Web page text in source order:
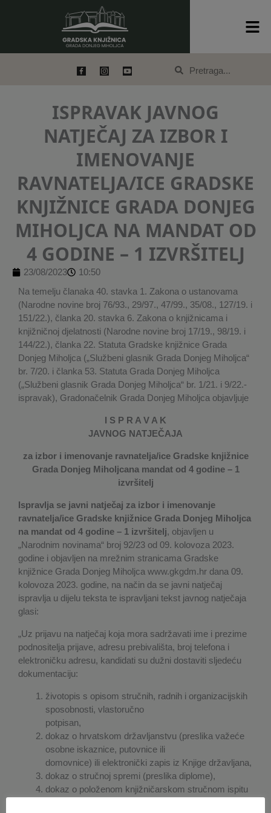
Search
ISPRAVAK JAVNOG
NATJEČAJ ZA IZBOR I
IMENOVANJE
RAVNATELJA/ICE GRADSKE
KNJIŽNICE GRADA DONJEG
MIHOLJCA NA MANDAT OD
4 GODINE – 1 IZVRŠITELJ
23/08/2023
10:50
Na temelju članaka 40. stavka 1. Zakona o ustanovama
(Narodne novine broj 76/93., 29/97., 47/99., 35/08., 127/19. i
151/22.), članka 20. stavka 6. Zakona o knjižnicama i
knjižničnoj djelatnosti (Narodne novine broj 17/19., 98/19. i
144/22.), članka 22. Statuta Gradske knjižnice Grada
Donjeg Miholjca („Službeni glasnik Grada Donjeg Miholjca“
br. 7/20. i članka 53. Statuta Grada Donjeg Miholjca
(„Službeni glasnik Grada Donjeg Miholjca“ br. 1/21. i 9/22.-
ispravak), Gradonačelnik Grada Donjeg Miholjca objavljuje
I S P R A V A K
JAVNOG NATJEČAJA
za izbor i imenovanje ravnatelja/ice Gradske knjižnice
Grada Donjeg Miholjcana mandat od 4 godine – 1
izvršitelj
Ispravlja se javni natječaj za izbor i imenovanje
ravnatelja/ice Gradske knjižnice Grada Donjeg Miholjca
na mandat od 4 godine – 1 izvršitelj, objavljen u
„Narodnim novinama“ broj 92/23 od 09. kolovoza 2023.
godine i objavljen na mrežnim stranicama Gradske
knjižnice Grada Donjeg Miholjca www.gkgdm.hr dana 09.
kolovoza 2023. godine, na način da se javni natječaj
ispravlja u dijelu teksta te ispravljani tekst javnog natječaja
glasi:
„Uz prijavu na natječaj koja mora sadržavati ime i prezime
podnositelja prijave, adresu prebivališta, broj telefona i
elektroničku adresu, kandidati su dužni dostaviti sljedeću
dokumentaciju:
životopis s opisom stručnih, radnih i organizacijskih
sposobnosti, vlastoručno
potpisan,
dokaz o hrvatskom državljanstvu (preslika važeće
osobne iskaznice, putovnice ili
domovnice) ili elektronički zapis iz Knjige državljana,
dokaz o stručnoj spremi (preslika diplome),
dokaz o položenom knjižničarskom stručnom ispitu